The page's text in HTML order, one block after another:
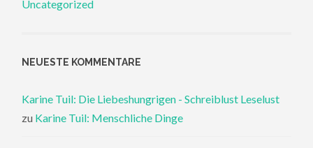
Uncategorized
NEUESTE KOMMENTARE
Karine Tuil: Die Liebeshungrigen - Schreiblust Leselust
zu Karine Tuil: Menschliche Dinge